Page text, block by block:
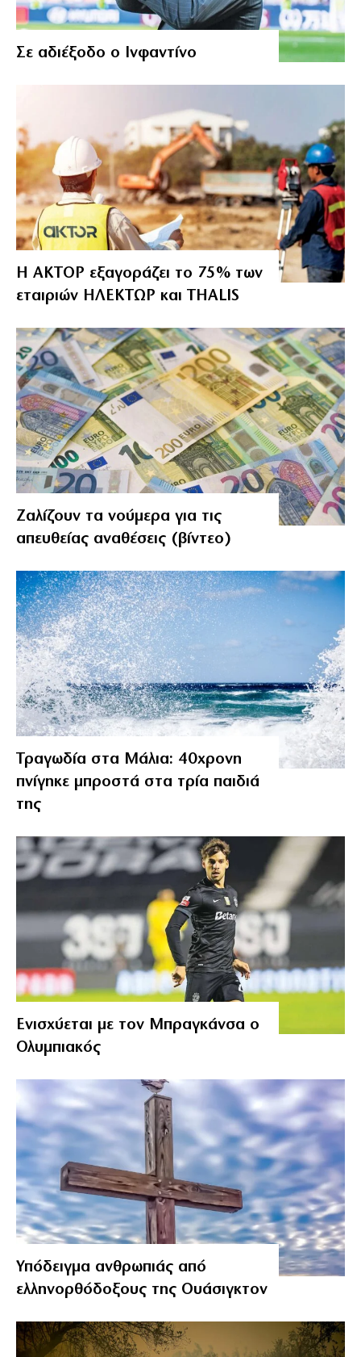
Σε αδιέξοδο ο Ινφαντίνο
Η ΑΚΤΟΡ εξαγοράζει το 75% των
εταιριών ΗΛΕΚΤΩΡ και THALIS
Ζαλίζουν τα νούμερα για τις
απευθείας αναθέσεις (βίντεο)
Τραγωδία στα Μάλια: 40χρονη
πνίγηκε μπροστά στα τρία παιδιά
της
Ενισχύεται με τον Μπραγκάνσα ο
Ολυμπιακός
Υπόδειγμα ανθρωπιάς από
ελληνορθόδοξους της Ουάσιγκτον